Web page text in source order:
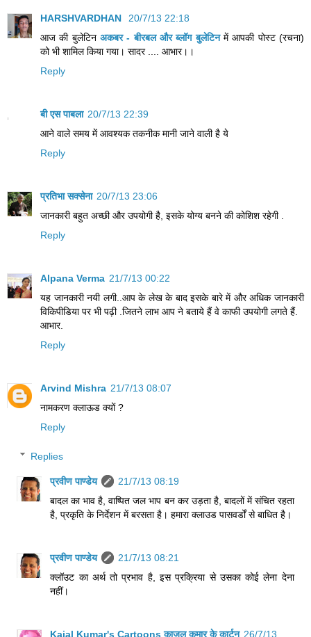
HARSHVARDHAN
20/7/13 22:18
आज की बुलेटिन अकबर - बीरबल और ब्लॉग बुलेटिनमें आपकी पोस्ट (रचना)
को भी शामिल किया गया। सादर .... आभार।।
Reply
बी एस पाबला 20/7/13 22:39
आने वाले समय में आवश्यक तकनीक मानी जाने वाली है ये
Reply
प्रतिभा सक्सेना 20/7/13 23:06
जानकारी बहुत अच्छी और उपयोगी है, इसके योग्य बनने की कोशिश रहेगी .
Reply
Alpana Verma 21/7/13 00:22
यह जानकारी नयी लगी..आप के लेख के बाद इसके बारे में और अधिक जानकारी
विकिपीडिया पर भी पढ़ी .जितने लाभ आप ने बताये हैं वे काफी उपयोगी लगते हैं.
आभार.
Reply
Arvind Mishra 21/7/13 08:07
नामकरण क्लाऊड क्यों ?
Reply
Replies
प्रवीण पाण्डेय
21/7/13 08:19
बादल का भाव है, वाष्पित जल भाप बन कर उड़ता है, बादलों में संचित रहता
है, प्रकृति के निर्देशन में बरसता है। हमारा क्लाउड पासवर्डों से बाधित है।
प्रवीण पाण्डेय
21/7/13 08:21
क्लॉउट का अर्थ तो प्रभाव है, इस प्रक्रिया से उसका कोई लेना देना
नहीं।
Kajal Kumar's Cartoons काजल कुमार के कार्टून 26/7/13